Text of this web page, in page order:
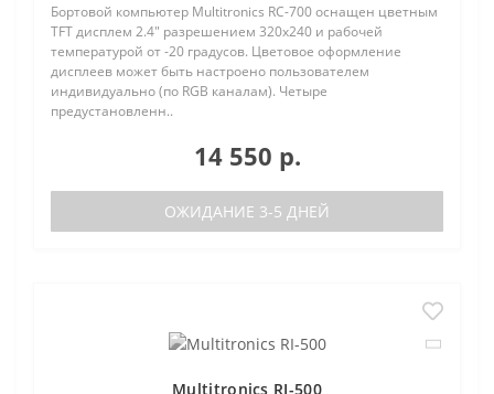
Бортовой компьютер Multitronics RC-700 оснащен цветным
TFT дисплем 2.4" разрешением 320х240 и рабочей
температурой от -20 градусов. Цветовое оформление
дисплеев может быть настроено пользователем
индивидуально (по RGB каналам). Четыре
предустановленн..
14 550 р.
ОЖИДАНИЕ 3-5 ДНЕЙ
Multitronics RI-500